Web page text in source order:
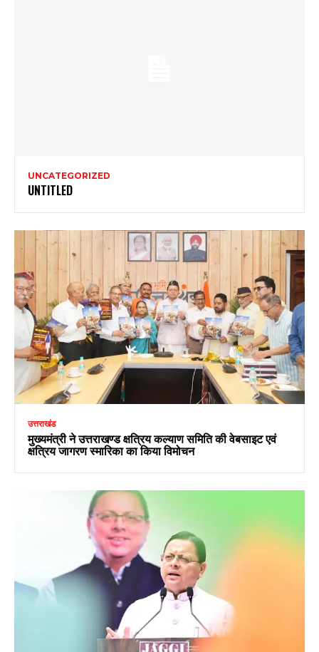
UNCATEGORIZED
UNTITLED
उत्तराखंड
मुख्यमंत्री ने उत्तराखण्ड क्षत्रिय कल्याण समिति की वेबसाइट एवं
क्षत्रिय जागरण स्मारिका का किया विमोचन